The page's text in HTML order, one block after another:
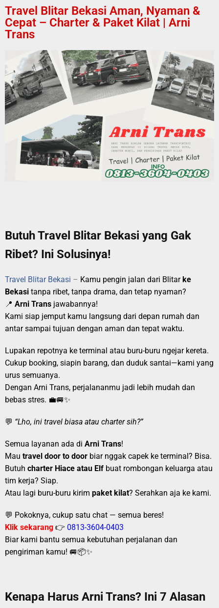
Travel Blitar Bekasi Aman, Nyaman &
Cepat – Charter & Paket Kilat | Arni
Trans
Butuh Travel Blitar Bekasi yang Gak
Ribet? Ini Solusinya!
Travel Blitar Bekasi – Kamu pengin jalan dari Blitarke
Bekasi tanpa ribet, tanpa drama, dan tetap nyaman?
📍 Arni Trans jawabannya!
Kami siap jemput kamu langsung dari depan rumah dan
antar sampai tujuan dengan aman dan tepat waktu.
Lupakan repotnya ke terminal atau buru-buru ngejar kereta.
Cukup booking, siapin barang, dan duduk santai—kami yang
urus semuanya.
Dengan Arni Trans, perjalananmu jadi lebih mudah dan
bebas stres. 💼🚐✨
💬 “Lho, ini travel biasa atau charter sih?”
Semua layanan ada di Arni Trans!
Mau travel door to door biar nggak capek ke terminal? Bisa.
Butuh charter Hiace atau Elf buat rombongan keluarga atau
tim kerja? Siap.
Atau lagi buru-buru kirim paket kilat? Serahkan aja ke kami.
💬 Pokoknya, cukup satu chat — semua beres!
Klik sekarang 👉 0813-3604-0403
Biar kami bantu semua kebutuhan perjalanan dan
pengiriman kamu! 🚐📦✨
Kenapa Harus Arni Trans? Ini 7 Alasan